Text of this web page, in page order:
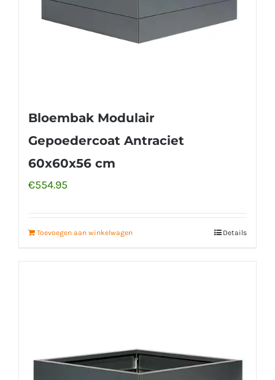
Bloembak Modulair
Gepoedercoat Antraciet
60x60x56 cm
€554.95
Toevoegen aan winkelwagen Details